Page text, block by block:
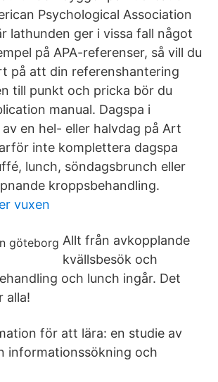
Psychological Association
lathunden ger i vissa fall något
på APA-referenser, så vill du
på att din referenshantering
till punkt och pricka bör du
manual. Dagspa i
en hel- eller halvdag på Art
inte komplettera dagspa
lunch, söndagsbrunch eller
kroppsbehandling.
vuxen
Allt från avkopplande
kvällsbesök och
och lunch ingår. Det
alla!
för att lära: en studie av
informationssökning och